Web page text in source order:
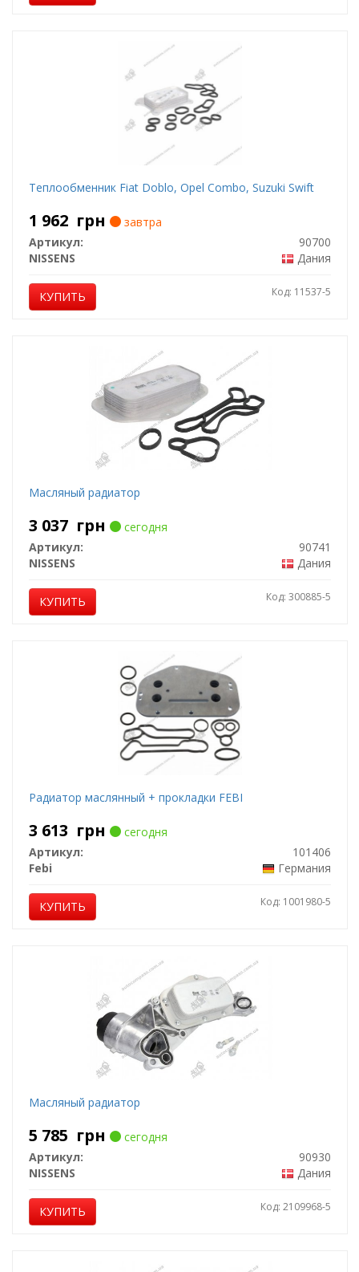
Теплообменник Fiat Doblo, Opel Combo, Suzuki Swift
1 962 грн
завтра
Артикул:
90700
NISSENS
Дания
КУПИТЬ Код: 11537-5
Масляный радиатор
3 037 грн
сегодня
Артикул:
90741
NISSENS
Дания
КУПИТЬ Код: 300885-5
Радиатор маслянный + прокладки FEBI
3 613 грн
сегодня
Артикул:
101406
Febi
Германия
КУПИТЬ Код: 1001980-5
Масляный радиатор
5 785 грн
сегодня
Артикул:
90930
NISSENS
Дания
КУПИТЬ Код: 2109968-5